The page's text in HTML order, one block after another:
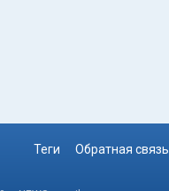
Теги Обратная связь